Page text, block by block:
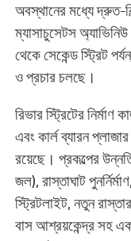
অবস্থানের মধ্যে দ্রুত-
ম্যাসাচুসেটস অ্যাভিনিউ
থেকে সেকেন্ড স্ট্রিট
ও প্রচার চলছে।
রিভার স্ট্রিটের
এবং কার্ল ব্যারন
রয়েছে। প্রকল্পের
জল), রাস্তাঘাট
স্ট্রিটলাইট, নতুন
বাস আশ্রয়কেন্দ্র সহ